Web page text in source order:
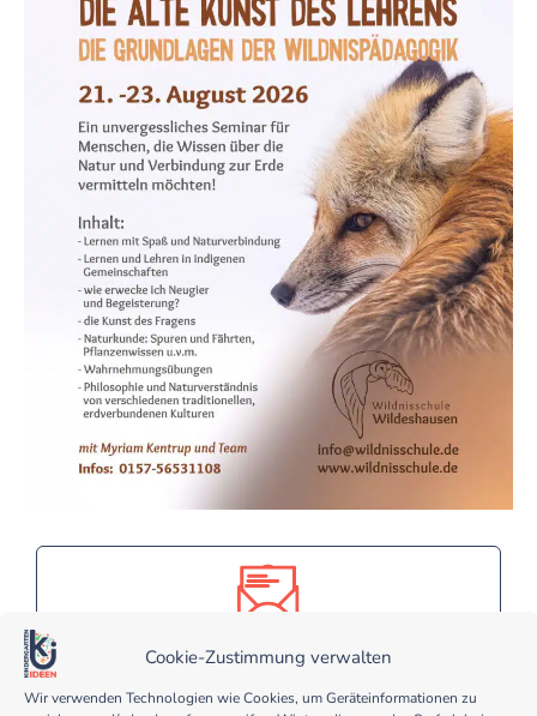
Cookie-Zustimmung verwalten
Wir verwenden Technologien wie Cookies, um Geräteinformationen zu
Melde dich jetzt für meinen
kostenlosen Kindergarten Ideen